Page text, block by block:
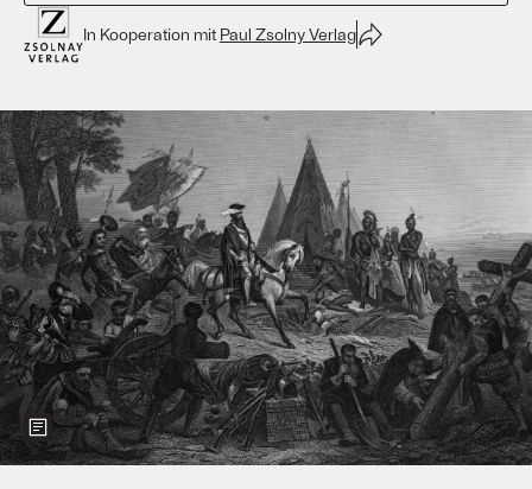
In Kooperation mit Paul Zsolny Verlag
Show more information about the image